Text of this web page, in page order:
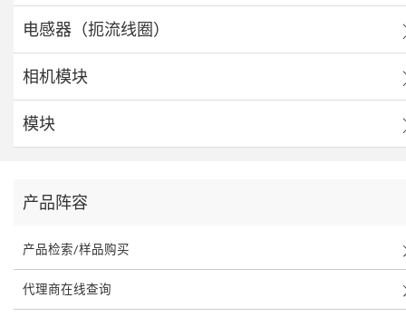
电感器（扼流线圈）
相机模块
模块
产品阵容
产品检索/样品购买
代理商在线查询